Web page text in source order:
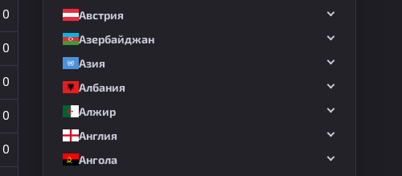
0
0
0
0
0
Австрия
Азербайджан
Азия
Албания
Алжир
Англия
Ангола